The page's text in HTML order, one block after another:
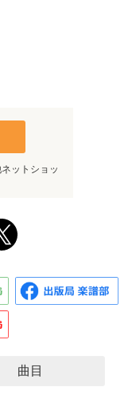
ットショッ
曲目